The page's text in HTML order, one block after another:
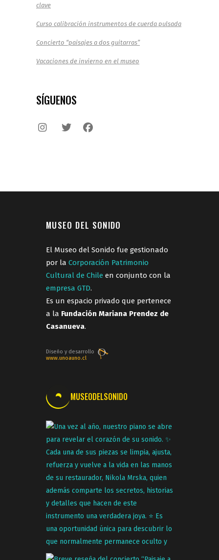
clave
Curso calibración instrumentos de cuerda pulsada
Concierto “paisajes a dos guitarras”
Vacaciones de invierno en el museo
SÍGUENOS
MUSEO DEL SONIDO
El Museo del Sonido fue gestionado
por la Corporación Patrimonio
Cultural de Chile en conjunto con la
empresa GTD.
Es un espacio privado que pertenece
a la Fundación Mariana Prendez de
Casanueva.
Diseño y desarrollo
www.unoauno.cl
MUSEODELSONIDO